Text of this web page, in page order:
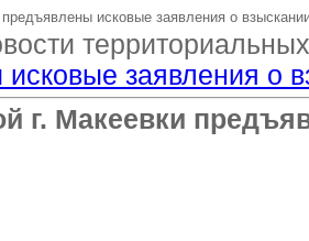
предъявлены исковые заявления о
заявления о
г. Макеевки